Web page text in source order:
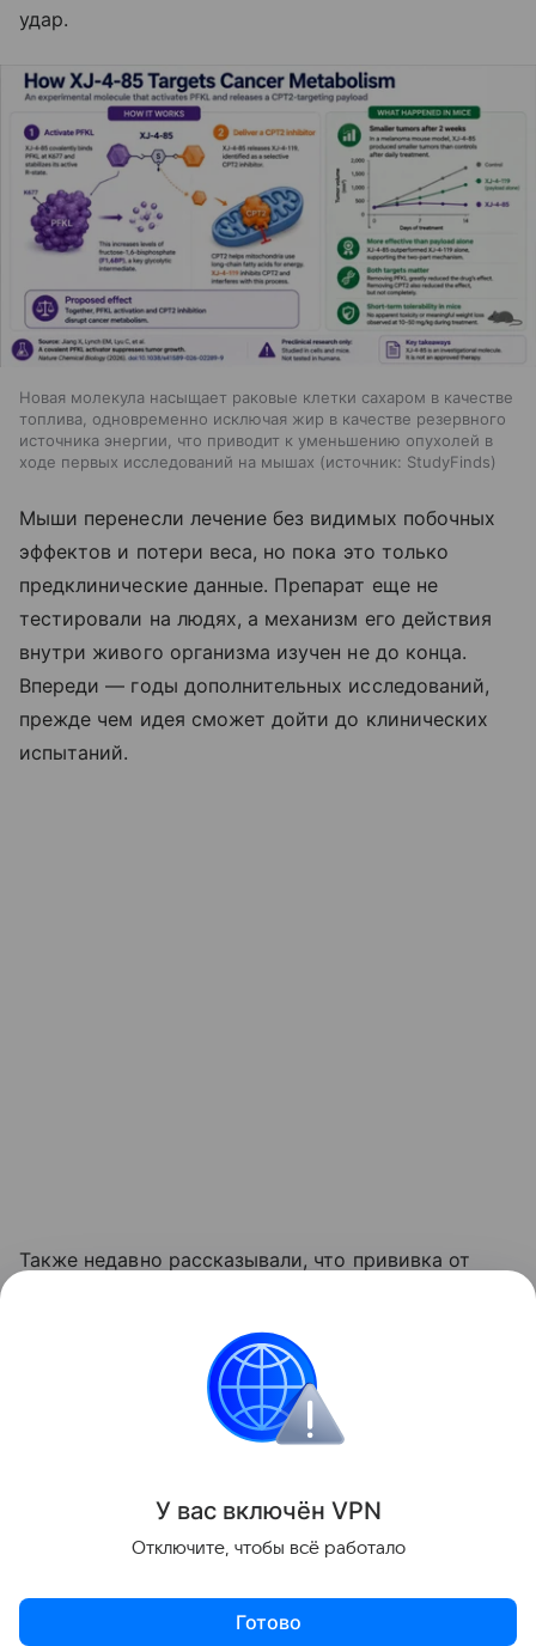
удар.
Новая молекула насыщает раковые клетки сахаром в качестве
топлива, одновременно исключая жир в качестве резервного
источника энергии, что приводит к уменьшению опухолей в
ходе первых исследований на мышах
источник: StudyFinds
Мыши перенесли лечение без видимых побочных
эффектов и потери веса, но пока это только
предклинические данные. Препарат еще не
тестировали на людях, а механизм его действия
внутри живого организма изучен не до конца.
Впереди — годы дополнительных исследований,
прежде чем идея сможет дойти до клинических
испытаний.
Также недавно рассказывали, что прививка от
статье
Биология
Поделиться
У вас включён VPN
Отключите, чтобы всё работало
Готово